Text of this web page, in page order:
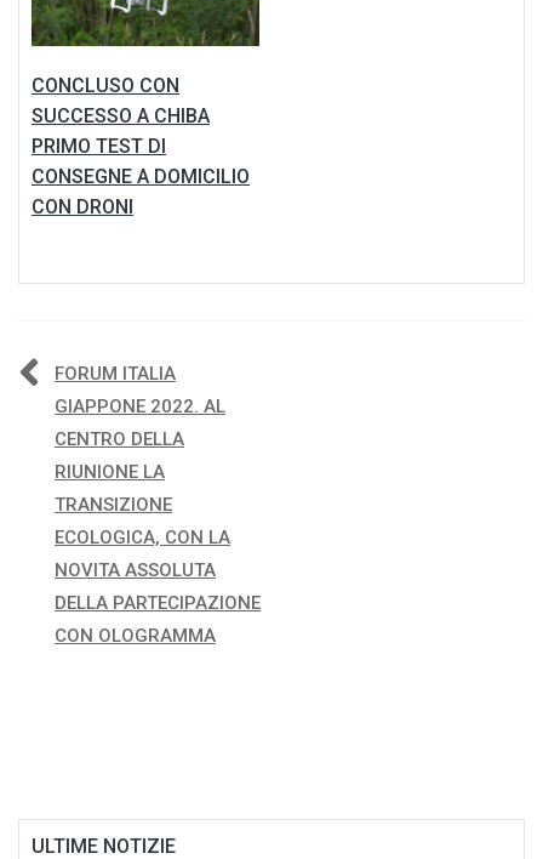
CONCLUSO CON
SUCCESSO A CHIBA
PRIMO TEST DI
CONSEGNE A DOMICILIO
CON DRONI
Navigazione
articoli
FORUM ITALIA
GIAPPONE 2022. AL
CENTRO DELLA
RIUNIONE LA
TRANSIZIONE
ECOLOGICA, CON LA
NOVITA ASSOLUTA
DELLA PARTECIPAZIONE
CON OLOGRAMMA
ULTIME NOTIZIE